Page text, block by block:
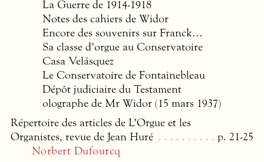
La Guerre de 1914-1918
Notes des cahiers de Widor
Encore des souvenirs sur Franck…
Sa classe d’orgue au Conservatoire
Casa Velásquez
Le Conservatoire de Fontainebleau
Dépôt judiciaire du Testament
olographe de Mr Widor (15 mars 1937)
Répertoire des articles de L’Orgue et les
Organistes, revue de Jean Huré
p. 21-25
Norbert Dufourcq